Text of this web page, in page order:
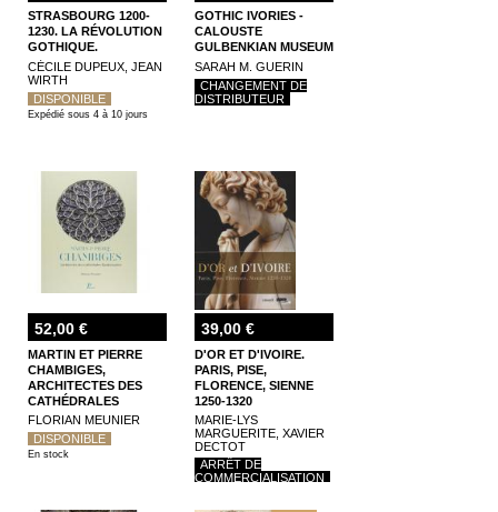
STRASBOURG 1200-
1230. LA RÉVOLUTION
GOTHIQUE.
CÉCILE DUPEUX, JEAN
WIRTH
DISPONIBLE
Expédié sous 4 à 10 jours
GOTHIC IVORIES -
CALOUSTE
GULBENKIAN MUSEUM
SARAH M. GUERIN
CHANGEMENT DE
DISTRIBUTEUR
52,00 €
MARTIN ET PIERRE
CHAMBIGES,
ARCHITECTES DES
CATHÉDRALES
FLAMBOYANTES
FLORIAN MEUNIER
DISPONIBLE
En stock
39,00 €
D'OR ET D'IVOIRE.
PARIS, PISE,
FLORENCE, SIENNE
1250-1320
MARIE-LYS
MARGUERITE, XAVIER
DECTOT
ARRÊT DE
COMMERCIALISATION